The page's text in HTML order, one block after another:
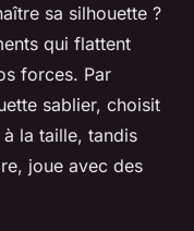
sa silhouette ?
qui flattent
forces. Par
sablier, choisit
la taille, tandis
joue avec des